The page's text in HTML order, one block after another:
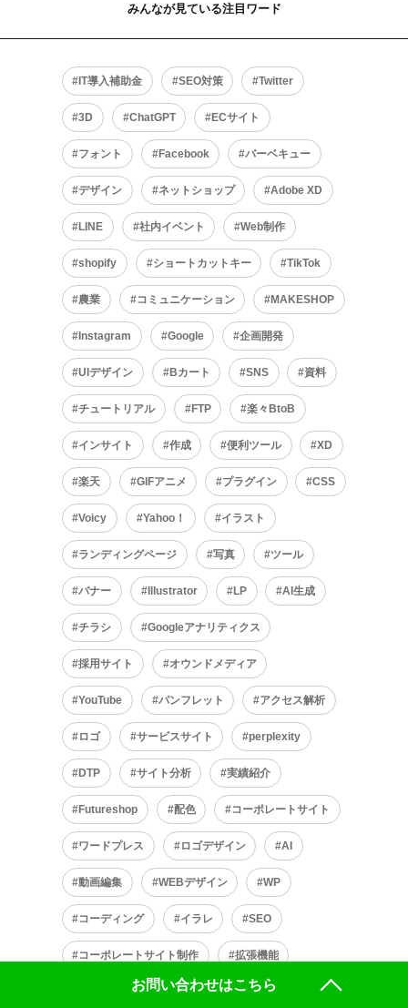
お問い合わせはこちら
みんなが見ている注目ワード
IT導入補助金 SEO対策 Twitter
3D ChatGPT ECサイト
フォント Facebook バーベキュー
デザイン ネットショップ Adobe XD
LINE 社内イベント Web制作
shopify ショートカットキー TikTok
農業 コミュニケーション MAKESHOP
Instagram Google 企画開発
UIデザイン Bカート SNS 資料
チュートリアル FTP 楽々BtoB
インサイト 作成 便利ツール XD
楽天 GIFアニメ プラグイン CSS
Voicy Yahoo！ イラスト
ランディングページ 写真 ツール
バナー Illustrator LP AI生成
チラシ Googleアナリティクス
採用サイト オウンドメディア
YouTube パンフレット アクセス解析
ロゴ サービスサイト perplexity
DTP サイト分析 実績紹介
Futureshop 配色 コーポレートサイト
ワードプレス ロゴデザイン AI
動画編集 WEBデザイン WP
コーディング イラレ SEO
コーポレートサイト制作 拡張機能
イラストレーター MEO対策